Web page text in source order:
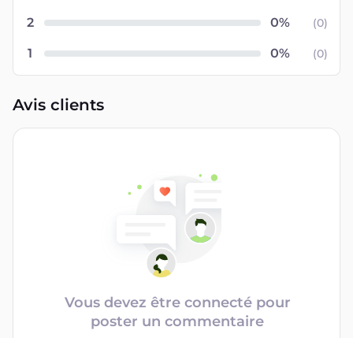
2 (0)
1 (0)
Avis clients
Vous devez être connecté pour
poster un commentaire